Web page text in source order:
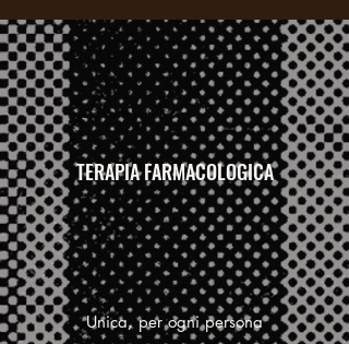
TERAPIA FARMACOLOGICA
Unica, per ogni persona